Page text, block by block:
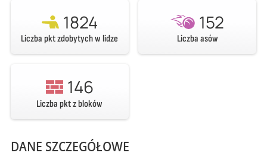
1824
Liczba pkt zdobytych w lidze
152
Liczba asów
146
Liczba pkt z bloków
DANE SZCZEGÓŁOWE